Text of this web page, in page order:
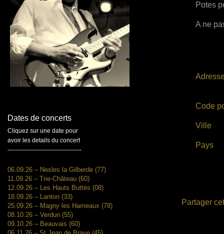
Potes
A ne
Code
Ville
Pays
Partager
Dates de concerts
Cliquez sur une date pour
avoir les details du concert
-------------------------------------
06.09.26 – Nesles la Gilberde (77)
11.09.26 – Trie-Château (60)
12.09.26 – Les Hauts Buttés (08)
18.09.26 – Lanton (33)
25.09.26 – Magny les Hameaux (78)
08.10.26 – Verdun (55)
09.10.26 – Beauvais (60)